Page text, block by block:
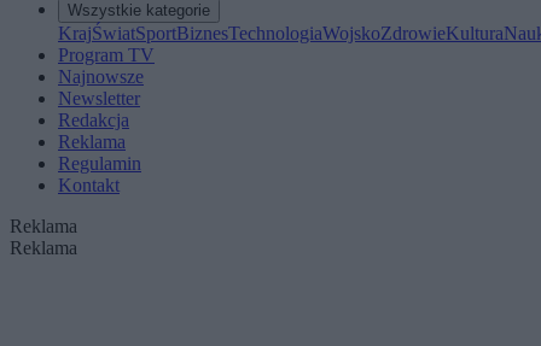
Wszystkie kategorie
KrajŚwiatSportBiznesTechnologiaWojskoZdrowieKultura
Program TV
Najnowsze
Newsletter
Redakcja
Reklama
Regulamin
Kontakt
Reklama
Reklama